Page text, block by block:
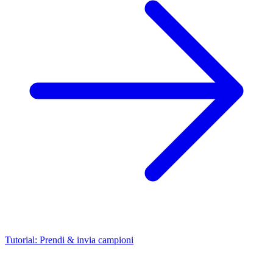
Tutorial: Prendi & invia campioni